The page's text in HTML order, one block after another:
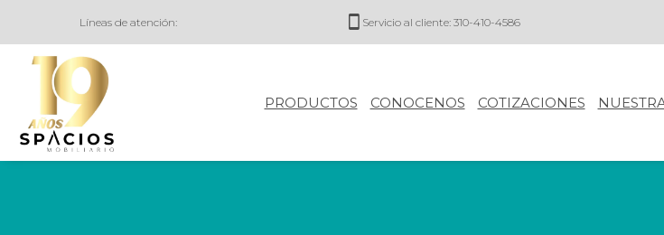
Líneas de atención: Servicio al cliente: 310-410-4586
PRODUCTOS CONOCENOS COTIZACIONES